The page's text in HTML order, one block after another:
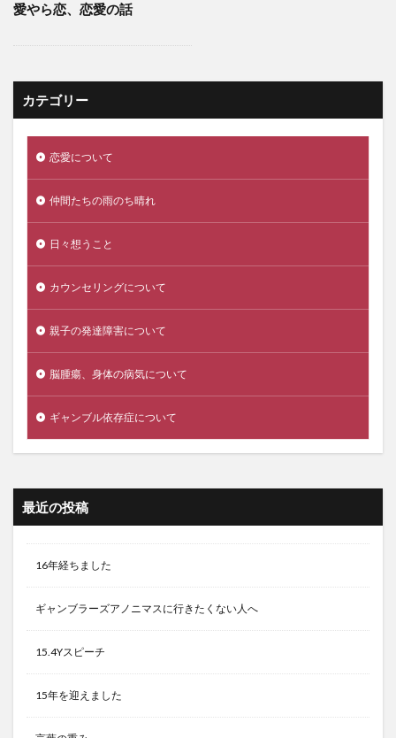
愛やら恋、恋愛の話
カテゴリー
恋愛について
仲間たちの雨のち晴れ
日々想うこと
カウンセリングについて
親子の発達障害について
脳腫瘍、身体の病気について
ギャンブル依存症について
最近の投稿
16年経ちました
ギャンブラーズアノニマスに行きたくない人へ
15.4Yスピーチ
15年を迎えました